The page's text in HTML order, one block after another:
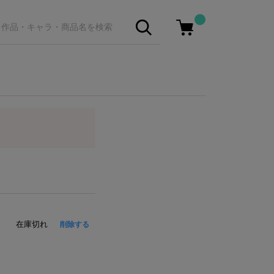
削除する
在庫切れ